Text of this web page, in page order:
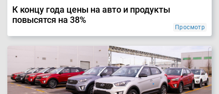
К концу года цены на авто и продукты
повысятся на 38%
Просмотр